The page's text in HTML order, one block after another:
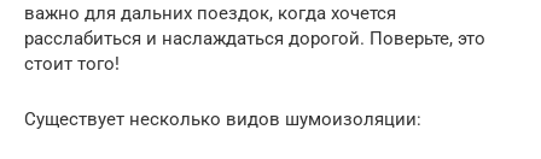
важно для дальних поездок, когда хочется
расслабиться и наслаждаться дорогой. Поверьте, это
стоит того!
Существует несколько видов шумоизоляции: